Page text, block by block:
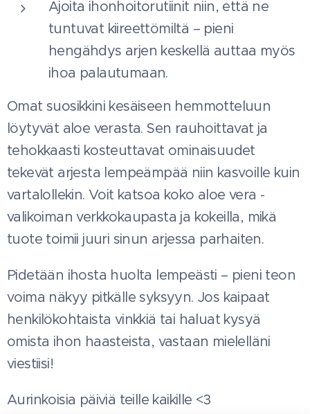
Ajoita ihonhoitorutiinit niin, että ne
tuntuvat kiireettömiltä – pieni
hengähdys arjen keskellä auttaa myös
ihoa palautumaan.
Omat suosikkini kesäiseen hemmotteluun
löytyvät aloe verasta. Sen rauhoittavat ja
tehokkaasti kosteuttavat ominaisuudet
tekevät arjesta lempeämpää niin kasvoille kuin
vartalollekin. Voit katsoa koko aloe vera -
valikoiman verkkokaupasta ja kokeilla, mikä
tuote toimii juuri sinun arjessa parhaiten.
Pidetään ihosta huolta lempeästi – pieni teon
voima näkyy pitkälle syksyyn. Jos kaipaat
henkilökohtaista vinkkiä tai haluat kysyä
omista ihon haasteista, vastaan mielelläni
viestiisi!
Aurinkoisia päiviä teille kaikille <3